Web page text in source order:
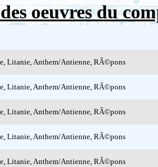
oeuvres du
Litanie, Anthem/Antienne, RÃ©pons
Litanie, Anthem/Antienne, RÃ©pons
Litanie, Anthem/Antienne, RÃ©pons
Litanie, Anthem/Antienne, RÃ©pons
Litanie, Anthem/Antienne, RÃ©pons